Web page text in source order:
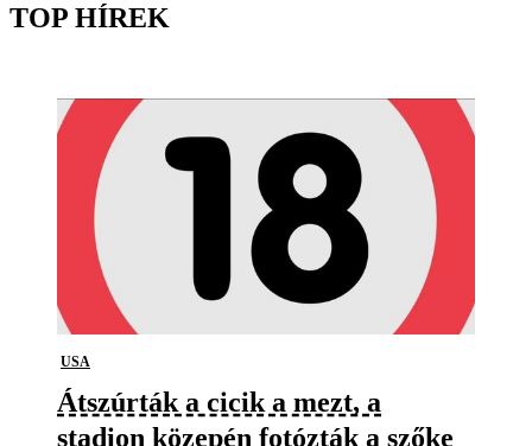
TOP HÍREK
USA
Átszúrták a cicik a mezt, a
stadion közepén fotózták a szőke